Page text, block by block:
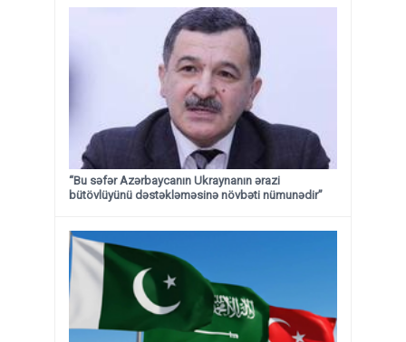
“Bu səfər Azərbaycanın Ukraynanın ərazi
bütövlüyünü dəstəkləməsinə növbəti nümunədir”